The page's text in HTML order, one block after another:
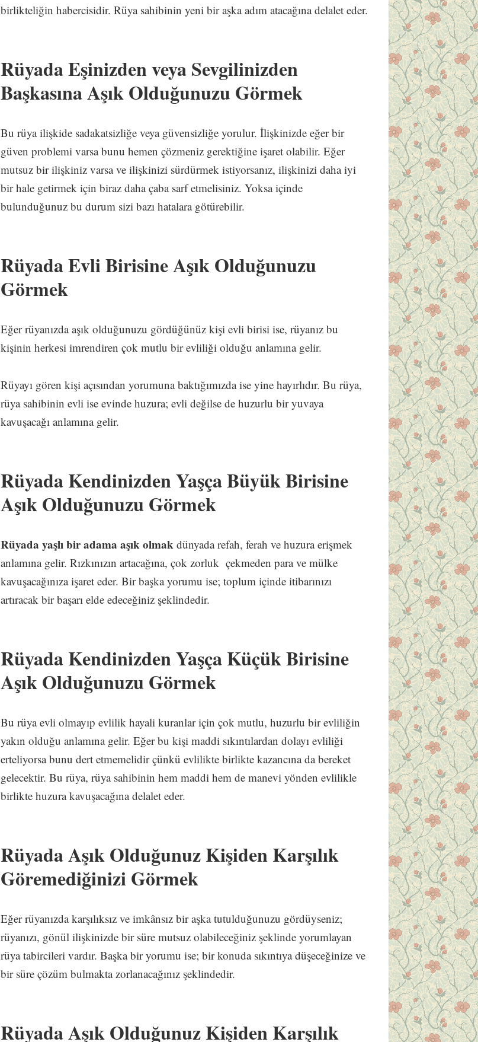
birlikteliğin habercisidir. Rüya sahibinin yeni bir aşka adım atacağına delalet eder.
Rüyada Eşinizden veya Sevgilinizden
Başkasına Aşık Olduğunuzu Görmek
Bu rüya ilişkide sadakatsizliğe veya güvensizliğe yorulur. İlişkinizde eğer bir
güven problemi varsa bunu hemen çözmeniz gerektiğine işaret olabilir. Eğer
mutsuz bir ilişkiniz varsa ve ilişkinizi sürdürmek istiyorsanız, ilişkinizi daha iyi
bir hale getirmek için biraz daha çaba sarf etmelisiniz. Yoksa içinde
bulunduğunuz bu durum sizi bazı hatalara götürebilir.
Rüyada Evli Birisine Aşık Olduğunuzu
Görmek
Eğer rüyanızda aşık olduğunuzu gördüğünüz kişi evli birisi ise, rüyanız bu
kişinin herkesi imrendiren çok mutlu bir evliliği olduğu anlamına gelir.
Rüyayı gören kişi açısından yorumuna baktığımızda ise yine hayırlıdır. Bu rüya,
rüya sahibinin evli ise evinde huzura; evli değilse de huzurlu bir yuvaya
kavuşacağı anlamına gelir.
Rüyada Kendinizden Yaşça Büyük Birisine
Aşık Olduğunuzu Görmek
Rüyada yaşlı bir adama aşık olmak dünyada refah, ferah ve huzura erişmek
anlamına gelir. Rızkınızın artacağına, çok zorluk çekmeden para ve mülke
kavuşacağınıza işaret eder. Bir başka yorumu ise; toplum içinde itibarınızı
artıracak bir başarı elde edeceğiniz şeklindedir.
Rüyada Kendinizden Yaşça Küçük Birisine
Aşık Olduğunuzu Görmek
Bu rüya evli olmayıp evlilik hayali kuranlar için çok mutlu, huzurlu bir evliliğin
yakın olduğu anlamına gelir. Eğer bu kişi maddi sıkıntılardan dolayı evliliği
erteliyorsa bunu dert etmemelidir çünkü evlilikte birlikte kazancına da bereket
gelecektir. Bu rüya, rüya sahibinin hem maddi hem de manevi yönden evlilikle
birlikte huzura kavuşacağına delalet eder.
Rüyada Aşık Olduğunuz Kişiden Karşılık
Göremediğinizi Görmek
Eğer rüyanızda karşılıksız ve imkânsız bir aşka tutulduğunuzu gördüyseniz;
rüyanızı, gönül ilişkinizde bir süre mutsuz olabileceğiniz şeklinde yorumlayan
rüya tabircileri vardır. Başka bir yorumu ise; bir konuda sıkıntıya düşeceğinize ve
bir süre çözüm bulmakta zorlanacağınız şeklindedir.
Rüyada Aşık Olduğunuz Kişiden Karşılık